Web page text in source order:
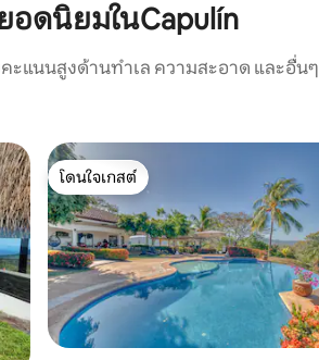
ดนิยมในCapulín
ะแนนสูงด้านทำเล ความสะอาด และอื่นๆ
โดนใจเกสต์
โดนใจเกสต์